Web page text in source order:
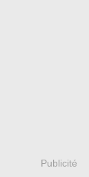
Publicité